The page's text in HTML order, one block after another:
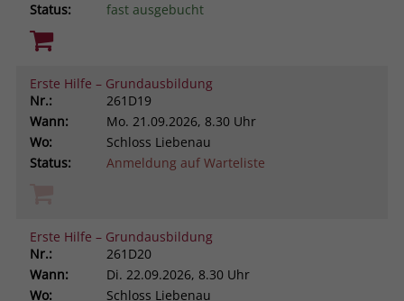
Status:
fast ausgebucht
Erste Hilfe – Grundausbildung
Nr.:
261D19
Wann:
Mo. 21.09.2026, 8.30 Uhr
Wo:
Schloss Liebenau
Status:
Anmeldung auf Warteliste
Erste Hilfe – Grundausbildung
Nr.:
261D20
Wann:
Di. 22.09.2026, 8.30 Uhr
Wo:
Schloss Liebenau